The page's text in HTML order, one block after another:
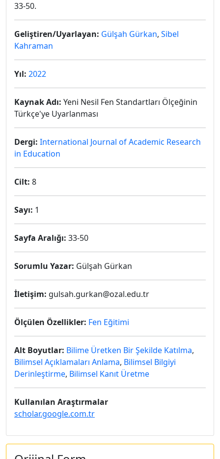
33-50.
Geliştiren/Uyarlayan: Gülşah Gürkan, Sibel
Kahraman
Yıl: 2022
Kaynak Adı: Yeni Nesil Fen Standartları Ölçeğinin
Türkçe'ye Uyarlanması
Dergi: International Journal of Academic Research
in Education
Cilt: 8
Sayı: 1
Sayfa Aralığı: 33-50
Sorumlu Yazar: Gülşah Gürkan
İletişim: gulsah.gurkan@ozal.edu.tr
Ölçülen Özellikler: Fen Eğitimi
Alt Boyutlar: Bilime Üretken Bir Şekilde Katılma,
Bilimsel Açıklamaları Anlama, Bilimsel Bilgiyi
Derinleştirme, Bilimsel Kanıt Üretme
Kullanılan Araştırmalar
scholar.google.com.tr